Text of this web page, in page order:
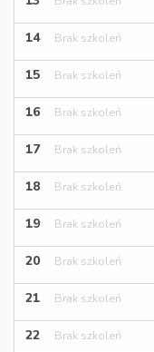
14 Brak szkoleń
15 Brak szkoleń
16 Brak szkoleń
17 Brak szkoleń
18 Brak szkoleń
19 Brak szkoleń
20 Brak szkoleń
21 Brak szkoleń
22 Brak szkoleń